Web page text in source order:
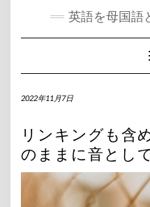
英語を母国語
2022年11月7日
リンキングも含
のままに音とし